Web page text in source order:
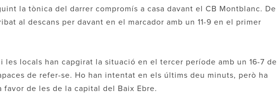
la tònica del darrer compromís a casa davant el CB Montblanc. De
al descans per davant en el marcador amb un 11-9 en el primer
les locals han capgirat la situació en el tercer període amb un 16-7 del
de refer-se. Ho han intentat en els últims deu minuts, però ha
favor de les de la capital del Baix Ebre.